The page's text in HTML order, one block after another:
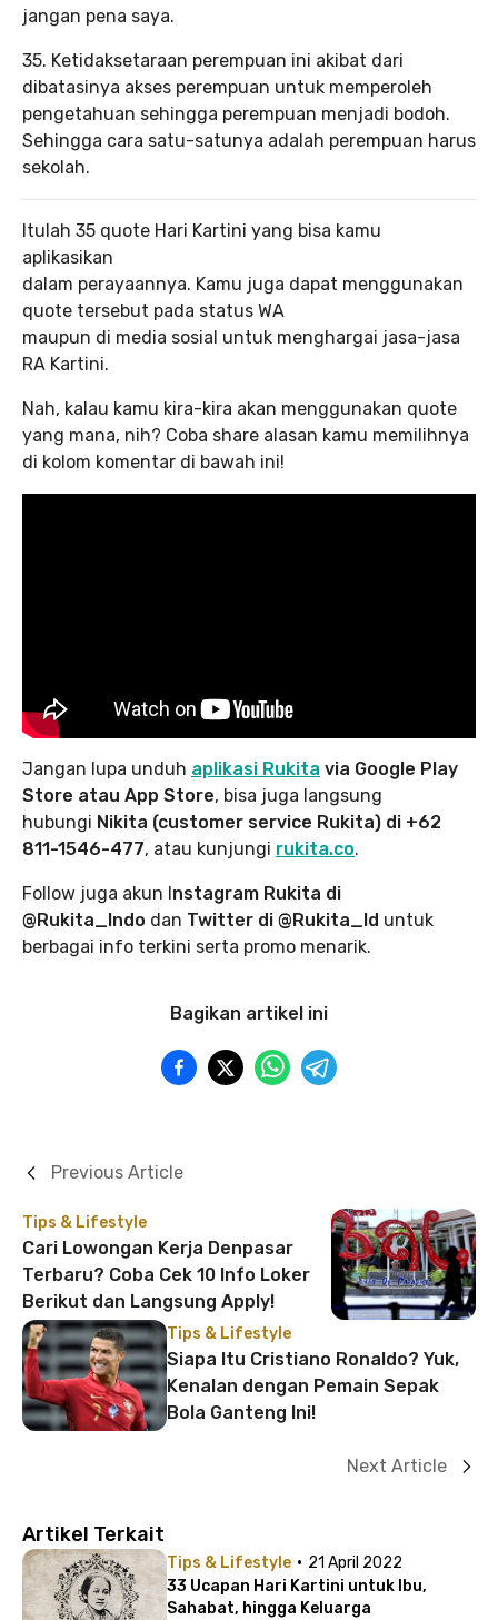
jangan pena saya.
35. Ketidaksetaraan perempuan ini akibat dari
dibatasinya akses perempuan untuk memperoleh
pengetahuan sehingga perempuan menjadi bodoh.
Sehingga cara satu-satunya adalah perempuan harus
sekolah.
Itulah 35 quote Hari Kartini yang bisa kamu
aplikasikan
dalam perayaannya. Kamu juga dapat menggunakan
quote tersebut pada status WA
maupun di media sosial untuk menghargai jasa-jasa
RA Kartini.
Nah, kalau kamu kira-kira akan menggunakan quote
yang mana, nih? Coba share alasan kamu memilihnya
di kolom komentar di bawah ini!
Jangan lupa unduh aplikasi Rukita via Google Play
Store atau App Store, bisa juga langsung
hubungi Nikita (customer service Rukita) di +62
811-1546-477, atau kunjungi rukita.co.
Follow juga akun I nstagram Rukita di
@Rukita_Indo dan Twitter di @Rukita_Id untuk
berbagai info terkini serta promo menarik.
Bagikan artikel ini
Tips & Lifestyle
Cari Lowongan Kerja Denpasar
Terbaru? Coba Cek 10 Info Loker
Berikut dan Langsung Apply!
Previous Article
Tips & Lifestyle
Siapa Itu Cristiano Ronaldo? Yuk,
Kenalan dengan Pemain Sepak
Bola Ganteng Ini!
Next Article
Artikel Terkait
Tips & Lifestyle · 21 April 2022
33 Ucapan Hari Kartini untuk Ibu,
Sahabat, hingga Keluarga